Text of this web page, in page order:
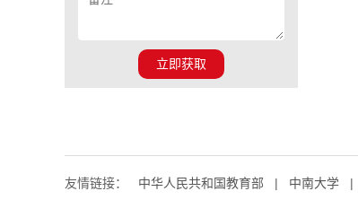
立即获取
友情链接： 中华人民共和国教育部 | 中南大学 |